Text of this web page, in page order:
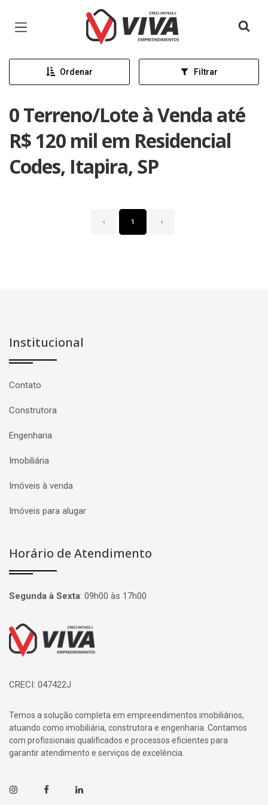
Página inicial
Ordenar Filtrar
0 Terreno/Lote à Venda até
R$ 120 mil em Residencial
Codes, Itapira, SP
‹ 1 ›
Institucional
Contato
Construtora
Engenharia
Imobiliária
Imóveis à venda
Imóveis para alugar
Horário de Atendimento
Segunda à Sexta: 09h00 às 17h00
Página inicial
CRECI: 047422J
Temos a solução completa em empreendimentos imobiliários,
atuando como imobiliária, construtora e engenharia. Contamos
com profissionais qualificados e processos eficientes para
garantir atendimento e serviços de excelência.
InstagramFacebookLinkedin